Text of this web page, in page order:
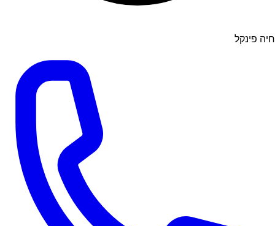
חיה פינקל